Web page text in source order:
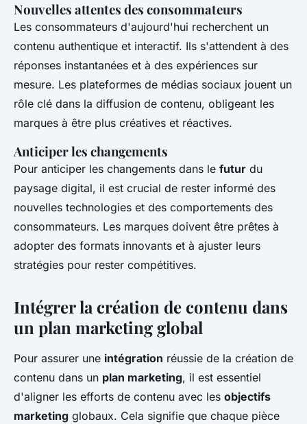
Nouvelles attentes des consommateurs
Les consommateurs d'aujourd'hui recherchent un
contenu authentique et interactif. Ils s'attendent à des
réponses instantanées et à des expériences sur
mesure. Les plateformes de médias sociaux jouent un
rôle clé dans la diffusion de contenu, obligeant les
marques à être plus créatives et réactives.
Anticiper les changements
Pour anticiper les changements dans le futur du
paysage digital, il est crucial de rester informé des
nouvelles technologies et des comportements des
consommateurs. Les marques doivent être prêtes à
adopter des formats innovants et à ajuster leurs
stratégies pour rester compétitives.
Intégrer la création de contenu dans
un plan marketing global
Pour assurer une intégration réussie de la création de
contenu dans un plan marketing, il est essentiel
d'aligner les efforts de contenu avec les objectifs
marketing globaux. Cela signifie que chaque pièce